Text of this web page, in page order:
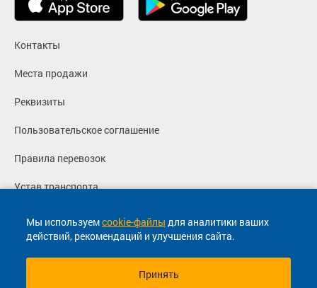
Мы используемcookie-файлы для аналитики ваших
действий, рекомендаций и улучшения сайта.
Принять
Контакты
Места продажи
Реквизиты
Пользовательское соглашение
Правила перевозок
Устав транспорта
Политика конфиденциальности
Согласие на маркетинговые сообщения
© 2013-2026, ООО "Капитал"- Онлайн сервис продажи